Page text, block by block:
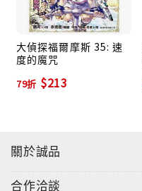
大偵探福爾摩斯 35: 速
度的魔咒
79折 $213
關於誠品
合作洽談